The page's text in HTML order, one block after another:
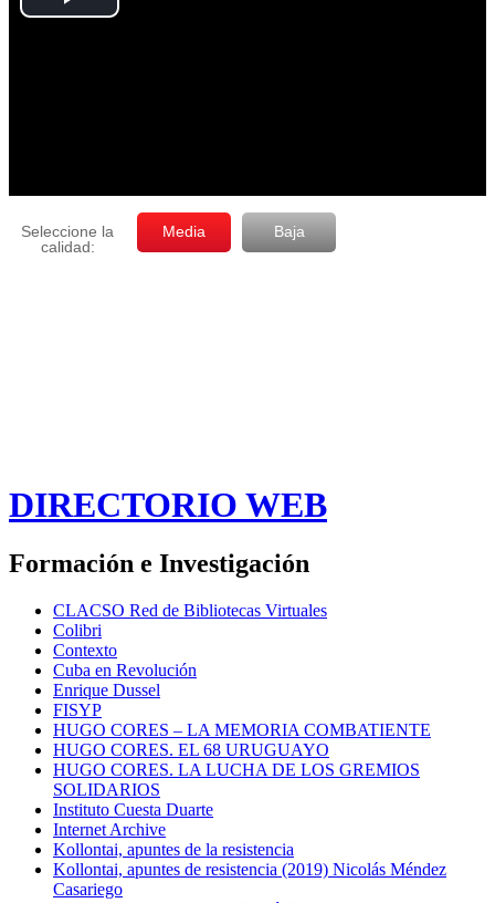
DIRECTORIO WEB
Formación e Investigación
CLACSO Red de Bibliotecas Virtuales
Colibri
Contexto
Cuba en Revolución
Enrique Dussel
FISYP
HUGO CORES – LA MEMORIA COMBATIENTE
HUGO CORES. EL 68 URUGUAYO
HUGO CORES. LA LUCHA DE LOS GREMIOS
SOLIDARIOS
Instituto Cuesta Duarte
Internet Archive
Kollontai, apuntes de la resistencia
Kollontai, apuntes de resistencia (2019) Nicolás Méndez
Casariego